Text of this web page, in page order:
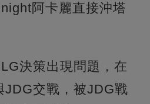
阿卡麗直接沖塔
決策出現問題，在
JDG交戰，被JDG戰